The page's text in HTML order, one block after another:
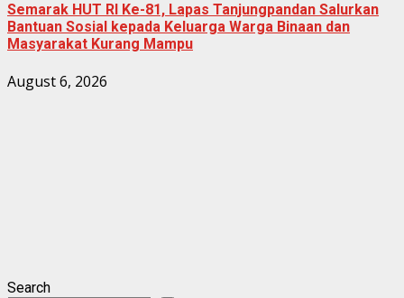
Semarak HUT RI Ke-81, Lapas Tanjungpandan Salurkan
Bantuan Sosial kepada Keluarga Warga Binaan dan
Masyarakat Kurang Mampu
August 6, 2026
Search